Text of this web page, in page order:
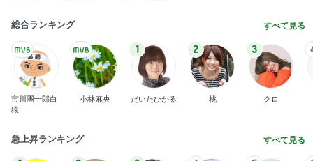
総合ランキング すべて見る
市川團十郎白
猿
小林麻央
1
だいたひかる
2
桃
3
クロ
急上昇ランキング すべて見る